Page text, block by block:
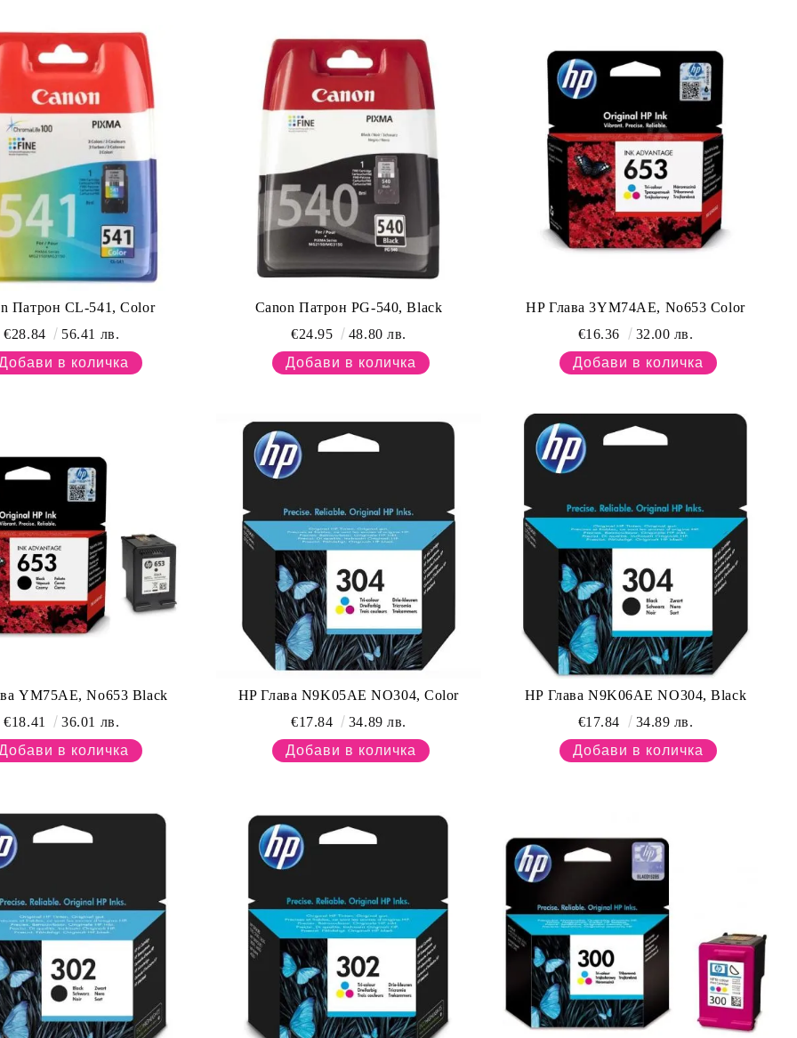
Патрон CL-541, Color
€28.84
56.41 лв.
Canon Патрон PG-540, Black
€24.95
48.80 лв.
HP Глава 3YM74AE, No653 Color
€16.36
32.00 лв.
YM75AE, No653 Black
€18.41
36.01 лв.
HP Глава N9K05AE NO304, Color
€17.84
34.89 лв.
HP Глава N9K06AE NO304, Black
€17.84
34.89 лв.